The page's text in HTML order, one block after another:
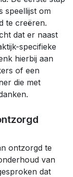
speellijst om
te creëren.
dat er naast
specifieke
hierbij aan
of een
die met
ontzorgd te
van
dat